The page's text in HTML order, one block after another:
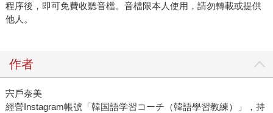
程序後，即可免費收聽音檔。音檔限本人使用，請勿轉載或提供
他人。
作者
宍戶奈美
經營Instagram帳號「韓国語学習コーチ（韓語學習教練）」，持